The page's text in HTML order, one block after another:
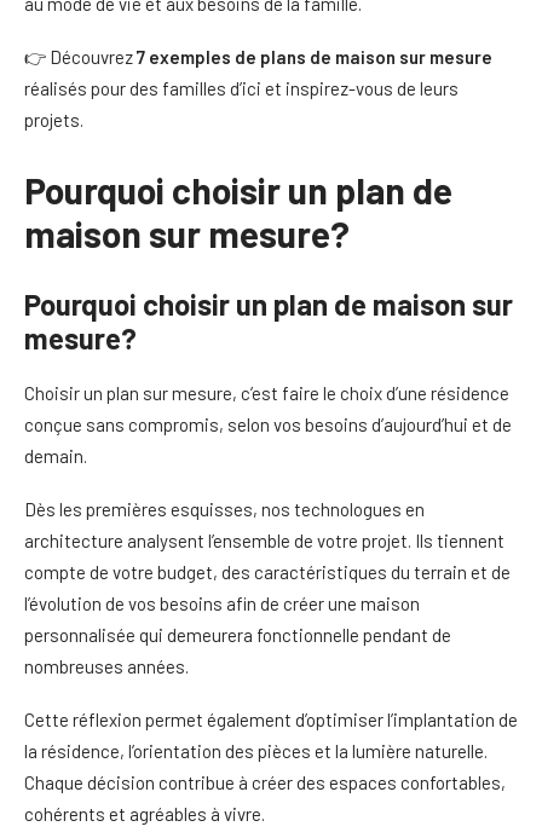
👉 Découvrez7 exemples de plans de maison sur mesure
réalisés pour des familles d’ici et inspirez-vous de leurs
projets.
Pourquoi choisir un plan de
maison sur mesure?
Pourquoi choisir un plan de maison sur
mesure?
Choisir un plan sur mesure, c’est faire le choix d’une résidence
conçue sans compromis, selon vos besoins d’aujourd’hui et de
demain.
Dès les premières esquisses, nos technologues en
architecture analysent l’ensemble de votre projet. Ils tiennent
compte de votre budget, des caractéristiques du terrain et de
l’évolution de vos besoins afin de créer une maison
personnalisée qui demeurera fonctionnelle pendant de
nombreuses années.
Cette réflexion permet également d’optimiser l’implantation de
la résidence, l’orientation des pièces et la lumière naturelle.
Chaque décision contribue à créer des espaces confortables,
cohérents et agréables à vivre.